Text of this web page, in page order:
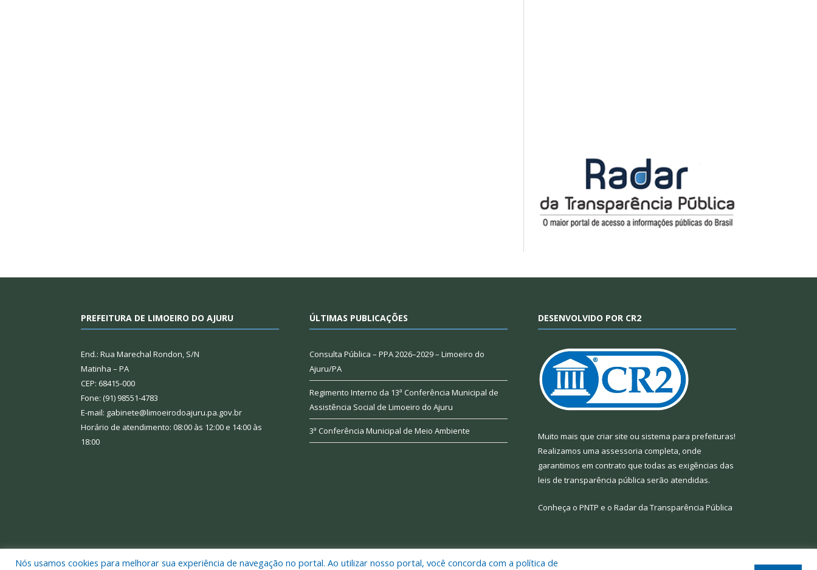
PREFEITURA DE LIMOEIRO DO AJURU
End.: Rua Marechal Rondon, S/N
Matinha – PA
CEP: 68415-000
Fone: (91) 98551-4783
E-mail: gabinete@limoeirodoajuru.pa.gov.br
Horário de atendimento: 08:00 às 12:00 e 14:00 às
18:00
ÚLTIMAS PUBLICAÇÕES
Consulta Pública – PPA 2026–2029 – Limoeiro do
Ajuru/PA
Regimento Interno da 13ª Conferência Municipal de
Assistência Social de Limoeiro do Ajuru
3ª Conferência Municipal de Meio Ambiente
DESENVOLVIDO POR CR2
Muito mais que criar site ou sistema para prefeituras!
Realizamos uma assessoria completa, onde
garantimos em contrato que todas as exigências das
leis de transparência pública serão atendidas.
Conheça o PNTP e o Radar da Transparência Pública
Nós usamos cookies para melhorar sua experiência de navegação no portal. Ao utilizar nosso portal, você concorda com a política de